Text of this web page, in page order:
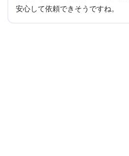
安心して依頼できそうですね。